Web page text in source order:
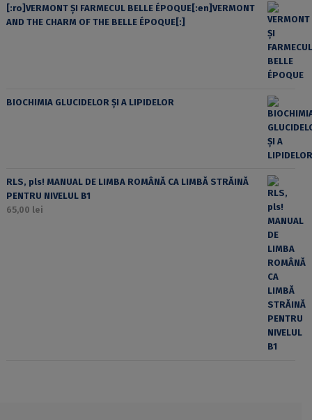
[:ro]VERMONT ȘI FARMECUL BELLE ÉPOQUE[:en]VERMONT
AND THE CHARM OF THE BELLE ÉPOQUE[:]
BIOCHIMIA GLUCIDELOR ȘI A LIPIDELOR
RLS, pls! MANUAL DE LIMBA ROMÂNĂ CA LIMBĂ STRĂINĂ
PENTRU NIVELUL B1
65,00 lei